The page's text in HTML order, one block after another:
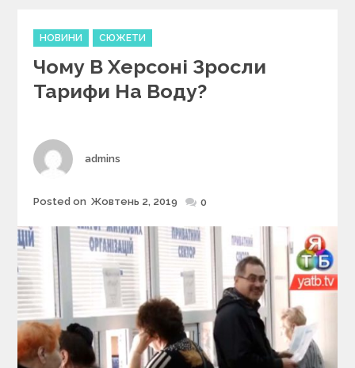
C
a
t
e
g
i
e
НОВИНИ СЮЖЕТИ
Чому В Херсоні Зросли
Тарифи На Воду?
Author
admins
Posted
Posted on Жовтень 2, 2019 0